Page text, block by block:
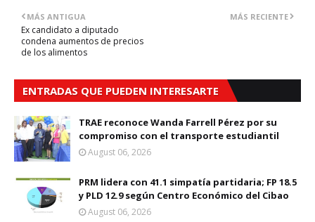
MÁS RECIENTE
MÁS ANTIGUA
Ex candidato a diputado
condena aumentos de precios
de los alimentos
ENTRADAS QUE PUEDEN INTERESARTE
TRAE reconoce Wanda Farrell Pérez por su
compromiso con el transporte estudiantil
August 06, 2026
PRM lidera con 41.1 simpatía partidaria; FP 18.5
y PLD 12.9 según Centro Económico del Cibao
August 06, 2026